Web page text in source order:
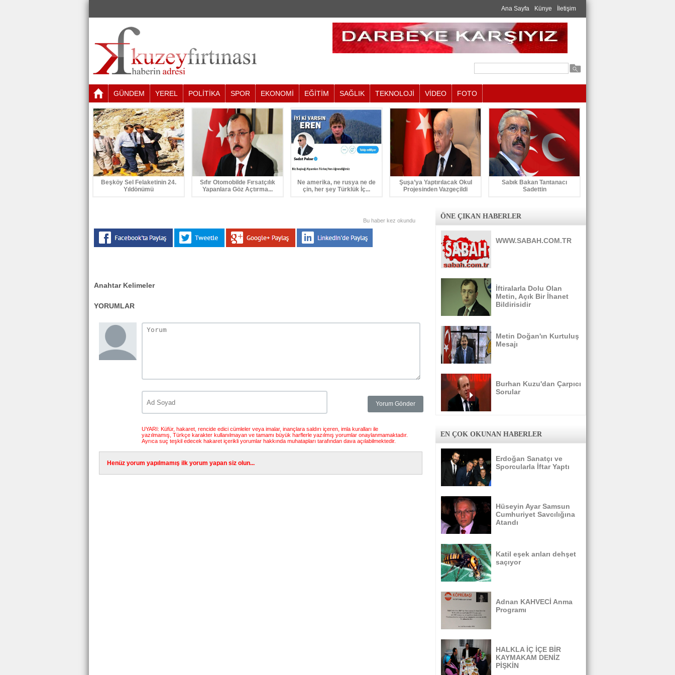
Ana Sayfa Künye İletişim
GÜNDEM YEREL POLİTİKA SPOR EKONOMİ EĞİTİM SAĞLIK TEKNOLOJİ VİDEO FOTO
Beşköy Sel Felaketinin 24.
Yıldönümü
Sıfır Otomobilde Fırsatçılık
Yapanlara Göz Açtırma...
Ne amerika, ne rusya ne de
çin, her şey Türklük İç...
Şuşa’ya Yaptırılacak Okul
Projesinden Vazgeçildi
Sabık Bakan Tantanacı
Sadettin
Bu haber kez okundu
Anahtar Kelimeler
YORUMLAR
UYARI: Küfür, hakaret, rencide edici cümleler veya imalar, inançlara saldırı içeren, imla kuralları ile
yazılmamış, Türkçe karakter kullanılmayan ve tamamı büyük harflerle yazılmış yorumlar onaylanmamaktadır.
Ayrıca suç teşkil edecek hakaret içerikli yorumlar hakkında muhatapları tarafından dava açılabilmektedir.
Henüz yorum yapılmamış ilk yorum yapan siz olun...
ÖNE ÇIKAN HABERLER
WWW.SABAH.COM.TR
İftiralarla Dolu Olan
Metin, Açık Bir İhanet
Bildirisidir
Metin Doğan'ın Kurtuluş
Mesajı
Burhan Kuzu'dan Çarpıcı
Sorular
EN ÇOK OKUNAN HABERLER
Erdoğan Sanatçı ve
Sporcularla İftar Yaptı
Hüseyin Ayar Samsun
Cumhuriyet Savcılığına
Atandı
Katil eşek arıları dehşet
saçıyor
Adnan KAHVECİ Anma
Programı
HALKLA İÇ İÇE BİR
KAYMAKAM DENİZ
PİŞKİN